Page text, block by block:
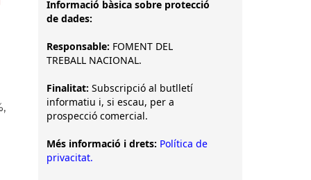
Informació bàsica sobre protecció
de dades:
Responsable: FOMENT DEL
TREBALL NACIONAL.
Finalitat: Subscripció al butlletí
informatiu i, si escau, per a
prospecció comercial.
Més informació i drets: Política de
privacitat.